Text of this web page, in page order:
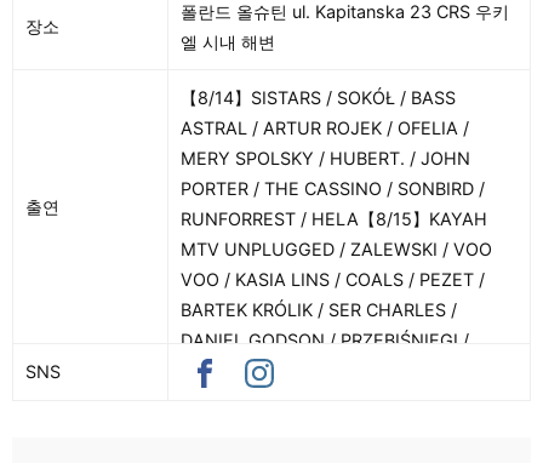
장소
폴란드 올슈틴 ul. Kapitanska 23 CRS 우키
엘 시내 해변
출연
【8/14】SISTARS / SOKÓŁ / BASS
ASTRAL / ARTUR ROJEK / OFELIA /
MERY SPOLSKY / HUBERT. / JOHN
PORTER / THE CASSINO / SONBIRD /
RUNFORREST / HELA【8/15】KAYAH
MTV UNPLUGGED / ZALEWSKI / VOO
VOO / KASIA LINS / COALS / PEZET /
BARTEK KRÓLIK / SER CHARLES /
DANIEL GODSON / PRZEBIŚNIEGI /
KASIA SIENKIEWICZ / PIOTR
SNS